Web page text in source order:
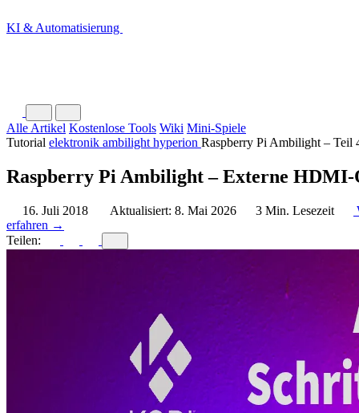
KI & Automatisierung
Alle Artikel Kostenlose Tools Wiki Mini-Spiele
Tutorial elektronik ambilight hyperion Raspberry Pi Ambilight – Teil
Raspberry Pi Ambilight – Externe HDMI-
16. Juli 2018 Aktualisiert: 8. Mai 2026 3 Min. Lesezeit
erfahren →
Teilen: